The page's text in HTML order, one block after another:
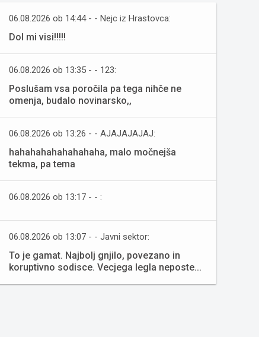
06.08.2026 ob 14:44 - - Nejc iz Hrastovca:
Dol mi visi!!!!!
06.08.2026 ob 13:35 - - 123:
Poslušam vsa poročila pa tega nihče ne
omenja, budalo novinarsko,,
06.08.2026 ob 13:26 - - AJAJAJAJAJ:
hahahahahahahahaha, malo močnejša
tekma, pa tema
06.08.2026 ob 13:17 - - :
06.08.2026 ob 13:07 - - Javni sektor:
To je gamat. Najbolj gnjilo, povezano in
koruptivno sodisce. Vecjega legla neposte...